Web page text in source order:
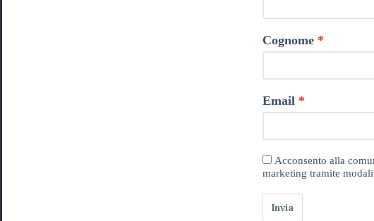
Cognome
Email
Acconsento alla
marketing tramite
Invia